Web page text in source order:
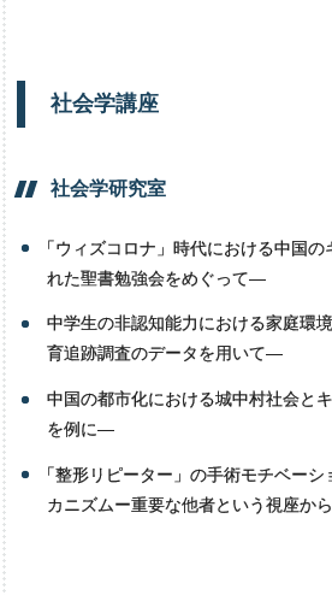
社会学講座
社会学研究室
「ウィズコロナ」時代における中国
れた聖書勉強会をめぐって―
中学生の非認知能力における家庭環
育追跡調査のデータを用いて―
中国の都市化における城中村社会と
を例に―
「整形リピーター」の手術モチベーシ
カニズムー重要な他者という視座か